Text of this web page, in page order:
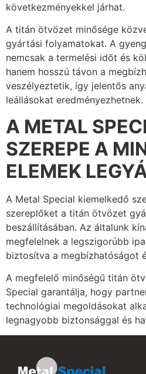
következményekkel járhat.
A titán ötvözet minősége
gyártási folyamatokat. A
nemcsak a termelési időt és
hanem hosszú távon a
veszélyeztetik, így jelentős
leállásokat eredményezhetnek.
A METAL
SZEREPE A
ELEMEK
A Metal Special kiemelkedő
szereplőket a titán ötvözet
beszállításában. Az általunk
megfelelnek a legszigorúbb
biztosítva a megbízhatóságot
A megfelelő minőségű titán
Special garantálja, hogy
technológiai megoldásokat
legnagyobb biztonsággal és